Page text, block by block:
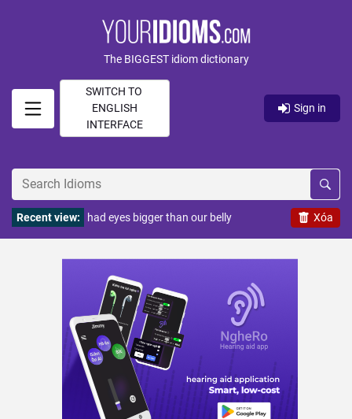
The BIGGEST idiom dictionary
SWITCH TO
ENGLISH
INTERFACE
Sign in
Xóa
Recent view: had eyes bigger than our belly